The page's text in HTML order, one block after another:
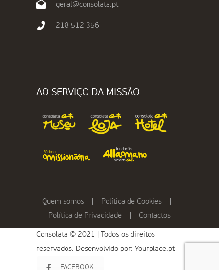
geral@consolata.pt
218 512 356
AO SERVIÇO DA MISSÃO
Quem somos Política de Cookies
Política de Privacidade
Contactos
Consolata © 2021 | Todos os direitos
reservados. Desenvolvido por: Yourplace.pt
FACEBOOK